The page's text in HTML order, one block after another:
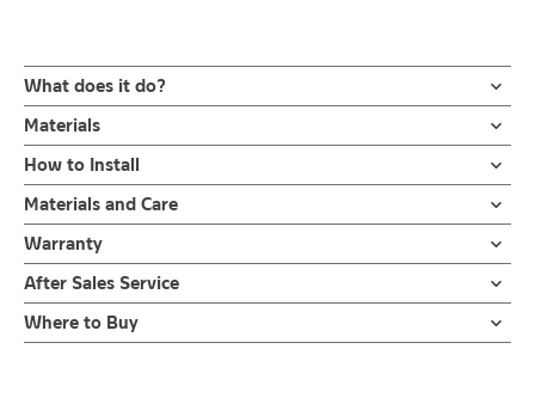
What does it do?
เรนชาวเวอร์ หรือ ฝักบัวอาบน้ำแบบท่อยาว น้ำผสมร้อน-เย็น ติดตั้ง
แบบสองท่อ สแตนเลสเกรด 304 ด้าน มาพร้อมฝักบัวก้านแข็ง/ฝักบัว
ด้านบน ขนาด เส้นผ่าศูนย์กลาง 24 ซม. และฝักบัวมือแบบถือ 5 ระบบ
มาพร้อมสายฝักบัวยาว 150 ซม. สามารถเปลี่ยนทิศทางน้ำระหว่าง
ฝักบัวมือ และ ฝักบัวด้านบน ให้ทำงานแบบน้ำไหลพร้อมกัน หรือ สลับ
กันได้ ชุดเรนชาวเวอร์ ออกแบบสไตล์ร่วมสมัย รับประกันวาล์วน้ำไม่รั่ว
ซึม 10 ปี
ชุดเรนชาวเวอร์ ผสมน้ำร้อน-เย็น ให้ความแรงของน้ำ จากการผสมของ
สองท่อ วัสดุสแตนเลส เกรด 304 ด้าน ทนทานแข็งแรง ต้านการ
Materials
ก๊อกผสมหรือวาล์วผสมเปิด-ปิด
ผลิตจากสแตนเลสเกรด 304
ท่อเรนชาวเวอร์
ผลิตจากสแตนเลสเกรด 304
หัวฝักบัวก้านแข็ง
ผลิตจากสแตนเลสเกรด 304
How to Install
ข้อแนะนำในการติดตั้ง
ฝักบัว และ ชุดสายฉีดชำระ
สำหรับการติดตั้งใหม่ ให้ไล่ฝุ่น เศษทราย เศษท่อ ออกจากท่อน้ำก่อนติด
ตั้งสินค้า โดยปล่อยน้ำให้ไหลออกจากท่อนาน 1 นาที เพื่อให้แรงน้ำพัด
พาเศษละอองต่างๆ ออกจากท่อน้ำ มิเช่นนั้นสิ่งสกปรกจะเข้าไปภายใน
สินค้าและสร้างความเสียหายได้ หากตรวจพบเศษละอองต่างๆในสินค้า
จะไม่อยู่ในเงื่อนไขการรับประกัน
Materials and Care
คำแนะนำในการดูแลรักษาผลิตภัณฑ์
1. ไม่ทำสินค้าให้เกิดความเสียหายอื่น ๆ นอกจากการใช้งานปกติ เช่นไม่
ทำตก ไม่งัดหรือโยกสินค้าแรงๆ
2. ทำความสะอาดสินค้าโดยการใช้ผ้านุ่มๆชุบน้ำหมาดๆแล้วเช็ดให้แห้ง
3. ห้ามใช้สารเคมีที่มีฤทธิ์เป็นกรด ในการทำความสะอาด เนื่องจากผิว
Warranty
รับประกันไส้วาล์วก็อกน้ำไม่รั่วซึม 10 ปี
After Sales Service
Online Platform
– Email: contact@charnpaiboon.com
Where to Buy